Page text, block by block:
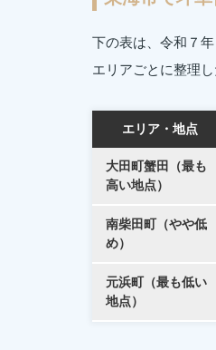
下の表は、令和７
エリアごとに整理し
エリア・地点
大田町蟹田（最も
高い地点）
南柴田町（やや低
め）
元浜町（最も低い
地点）